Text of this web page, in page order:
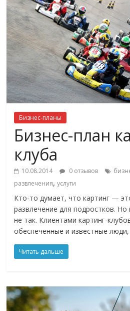
Бизнес-планы
Бизнес-план
клуба
10.08.2014 0 отзывов
развлечения,услуги
Кто-то думает, что картинг —
развлечение для подростков.
не так. Клиентами картинг-
обеспеченные и известные люди,
Читать дальше